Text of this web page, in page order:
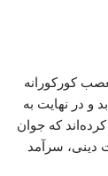
کورکورانه
و در نهایت به
که جوان
دینی، سرآمد